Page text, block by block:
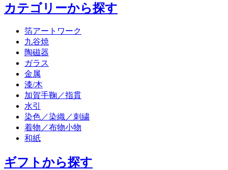
カテゴリーから探す
箔アートワーク
九谷焼
陶磁器
ガラス
金属
漆/木
加賀手鞠／指貫
水引
染色／染織／刺繍
着物／布物小物
和紙
ギフトから探す